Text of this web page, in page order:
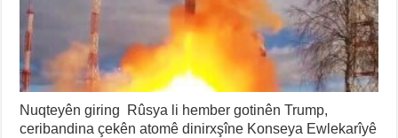
Nuqteyên giring Rûsya li hember gotinên Trump,
ceribandina çekên atomê dinirxşîne Konseya Ewlekarîyê